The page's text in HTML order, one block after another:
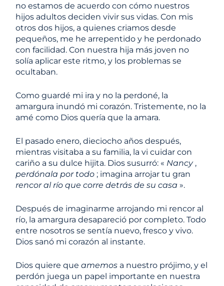
no estamos de acuerdo con cómo nuestros
hijos adultos deciden vivir sus vidas. Con mis
otros dos hijos, a quienes criamos desde
pequeños, me he arrepentido y he perdonado
con facilidad. Con nuestra hija más joven no
solía aplicar este ritmo, y los problemas se
ocultaban.
Como guardé mi ira y no la perdoné, la
amargura inundó mi corazón. Tristemente, no la
amé como Dios quería que la amara.
El pasado enero, dieciocho años después,
mientras visitaba a su familia, la vi cuidar con
cariño a su dulce hijita. Dios susurró: « Nancy,
perdónala por todo ; imagina arrojar tu gran
rencor al río que corre detrás de su casa ».
Después de imaginarme arrojando mi rencor al
río, la amargura desapareció por completo. Todo
entre nosotros se sentía nuevo, fresco y vivo.
Dios sanó mi corazón al instante.
Dios quiere queamemos a nuestro prójimo, y el
perdón juega un papel importante en nuestra